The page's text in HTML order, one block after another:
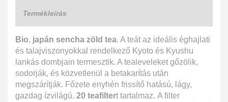
Termékleírás
Bio, japán sencha zöld tea. A teát az ideális éghajlati
és talajviszonyokkal rendelkező Kyoto és Kyushu
lankás dombjain termesztik. A tealeveleket gőzölik,
sodorják, és közvetlenül a betakarítás után
megszárítják. Főzete enyhén frissítő hatású, lágy,
gazdag ízvilágú. 20 teafiltert tartalmaz. A filter